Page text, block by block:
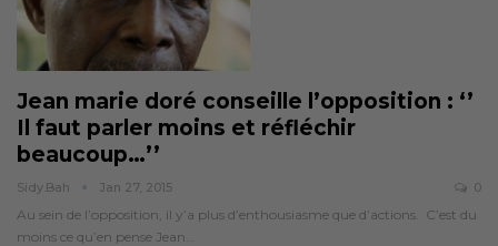
Jean marie doré conseille l’opposition : ‘’
Il faut parler moins et réfléchir
beaucoup…’’
Sidy.bah Jan 27, 2015 0
Au sein de l’opposition, il y’a plus d’enthousiasme que d’actions. C’est du
moins ce qu’en pense Jean…